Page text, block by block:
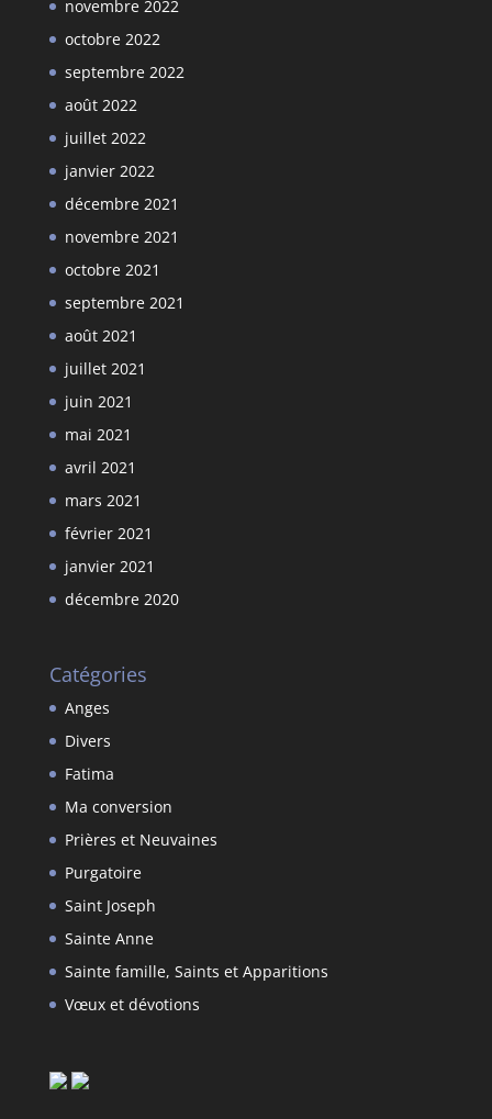
novembre 2022
octobre 2022
septembre 2022
août 2022
juillet 2022
janvier 2022
décembre 2021
novembre 2021
octobre 2021
septembre 2021
août 2021
juillet 2021
juin 2021
mai 2021
avril 2021
mars 2021
février 2021
janvier 2021
décembre 2020
Catégories
Anges
Divers
Fatima
Ma conversion
Prières et Neuvaines
Purgatoire
Saint Joseph
Sainte Anne
Sainte famille, Saints et Apparitions
Vœux et dévotions